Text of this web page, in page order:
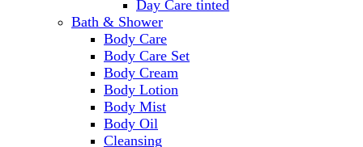
Day Care tinted
Bath & Shower
Body Care
Body Care Set
Body Cream
Body Lotion
Body Mist
Body Oil
Cleansing